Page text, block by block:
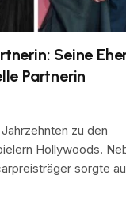
Seine
Partnerin
zu den
Hollywoods.
sorgte